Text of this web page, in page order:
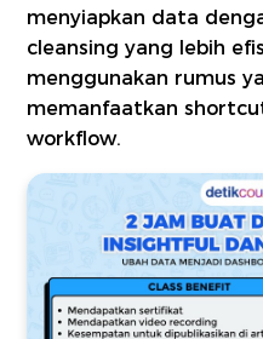
menyiapkan data
cleansing yang lebih
menggunakan rumus
memanfaatkan
workflow.